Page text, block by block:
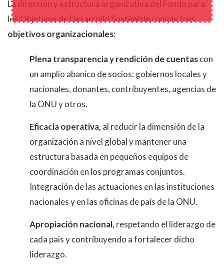
La dirección y estructura organizativa del Fondo para
los Objetivos de Desarrollo Sostenible cumple tres
objetivos organizacionales:
Plena transparencia y rendición de cuentascon
un amplio abanico de socios: gobiernos locales y
nacionales, donantes, contribuyentes, agencias de
la ONU y otros.
Eficacia operativa, al reducir la dimensión de la
organización a nivel global y mantener una
estructura basada en pequeños equipos de
coordinación en los programas conjuntos.
Integración de las actuaciones en las instituciones
nacionales y en las oficinas de país de la ONU.
Apropiación nacional, respetando el liderazgo de
cada país y contribuyendo a fortalecer dicho
liderazgo.